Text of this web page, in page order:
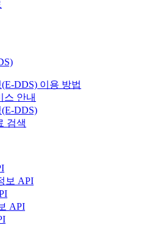
DDS) 이용 방법
스 안내
DDS)
검색
보 API
API